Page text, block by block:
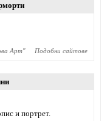
Арт" Подобни сайтове
и портрет.